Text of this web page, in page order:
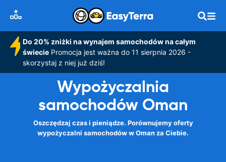
Do 20% zniżki na wynajem samochodów na całym
świeciePromocja jest ważna do 11 sierpnia 2026 -
skorzystaj z niej już dziś!
Wypożyczalnia
samochodów Oman
Oszczędzaj czas i pieniądze. Porównujemy oferty
wypożyczalni samochodów w Oman za Ciebie.